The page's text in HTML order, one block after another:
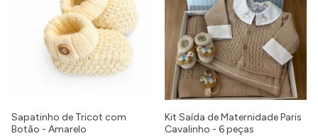
Sapatinho de Tricot com
Botão - Amarelo
Kit Saída de Maternidade Paris
Cavalinho - 6 peças